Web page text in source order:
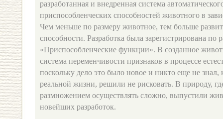
разработанная и внедренная система
приспособленческих способностей животного в
Чем меньше по размеру животное, тем больше
способности. Разработка была зарегистрирована по
«Приспособленческие функции». В созданное
система переменчивости признаков в процессе
поскольку дело это было новое и никто еще не знал,
реальной жизни, решили не рисковать. В природу,
размножением осуществлять сложно, выпустили
новейших разработок.